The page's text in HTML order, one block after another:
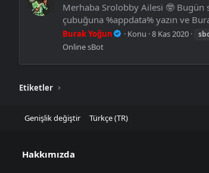
Merhaba Srolobby Ailesi 🤓 Bugün
çubuğuna %appdata% yazın ve
Burak Yoğun Konu 8 Kas 2020
Online sBot
Etiketler
Genişlik değiştir Türkçe (TR)
Hakkımızda